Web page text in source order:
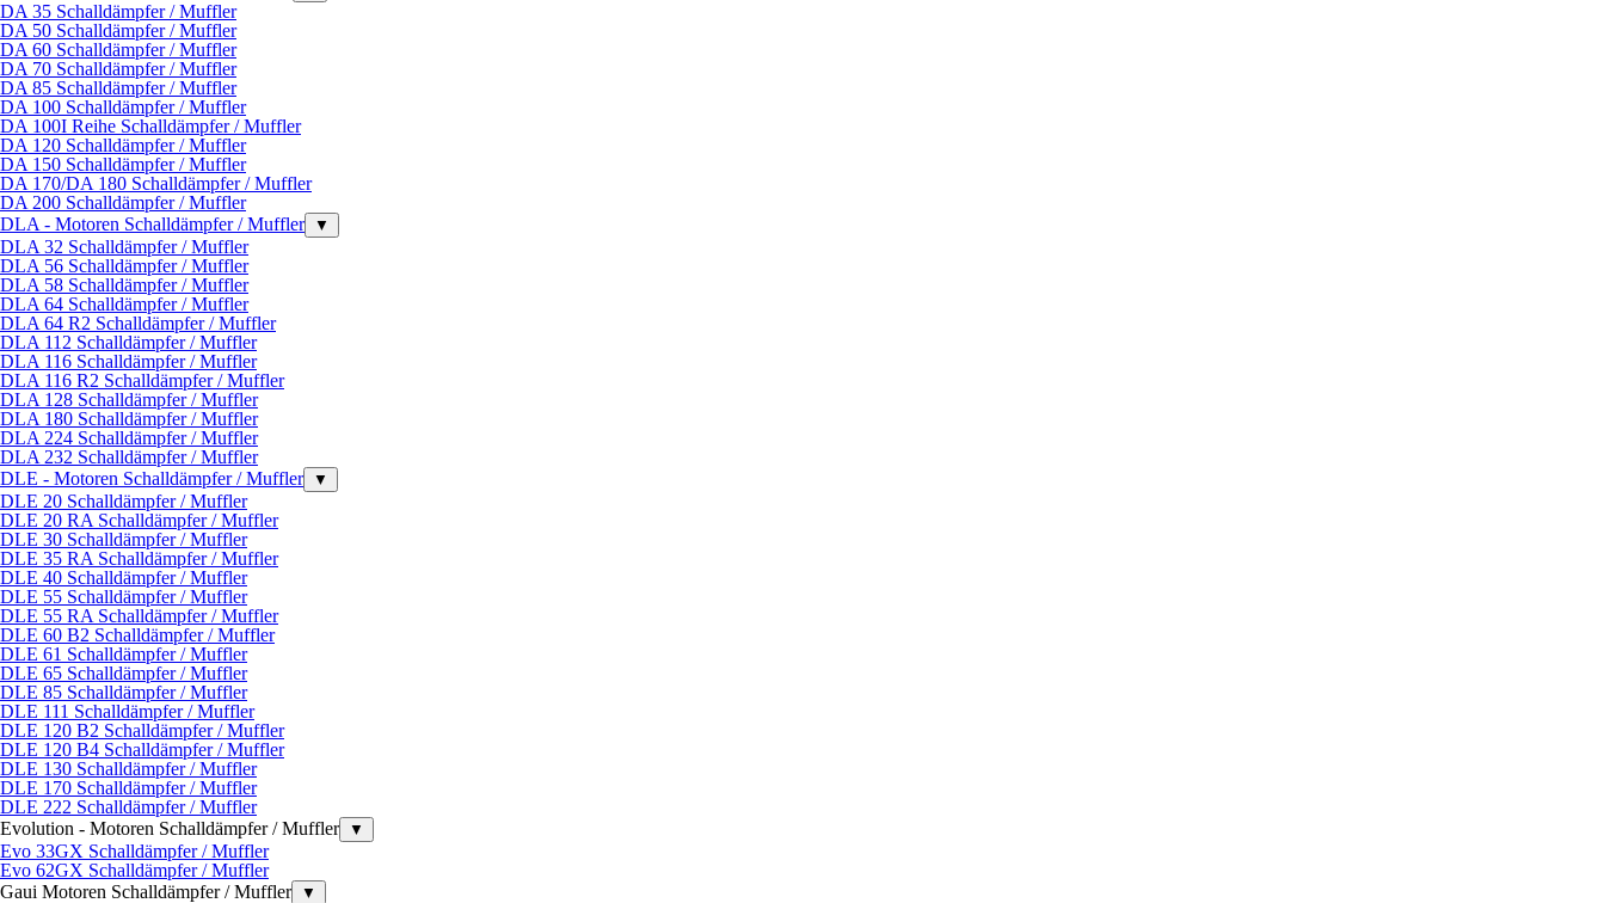
DA 35 Schalldämpfer / Muffler
DA 50 Schalldämpfer / Muffler
DA 60 Schalldämpfer / Muffler
DA 70 Schalldämpfer / Muffler
DA 85 Schalldämpfer / Muffler
DA 100 Schalldämpfer / Muffler
DA 100I Reihe Schalldämpfer / Muffler
DA 120 Schalldämpfer / Muffler
DA 150 Schalldämpfer / Muffler
DA 170/DA 180 Schalldämpfer / Muffler
DA 200 Schalldämpfer / Muffler
DLA - Motoren Schalldämpfer / Muffler
▼
DLA 32 Schalldämpfer / Muffler
DLA 56 Schalldämpfer / Muffler
DLA 58 Schalldämpfer / Muffler
DLA 64 Schalldämpfer / Muffler
DLA 64 R2 Schalldämpfer / Muffler
DLA 112 Schalldämpfer / Muffler
DLA 116 Schalldämpfer / Muffler
DLA 116 R2 Schalldämpfer / Muffler
DLA 128 Schalldämpfer / Muffler
DLA 180 Schalldämpfer / Muffler
DLA 224 Schalldämpfer / Muffler
DLA 232 Schalldämpfer / Muffler
DLE - Motoren Schalldämpfer / Muffler
▼
DLE 20 Schalldämpfer / Muffler
DLE 20 RA Schalldämpfer / Muffler
DLE 30 Schalldämpfer / Muffler
DLE 35 RA Schalldämpfer / Muffler
DLE 40 Schalldämpfer / Muffler
DLE 55 Schalldämpfer / Muffler
DLE 55 RA Schalldämpfer / Muffler
DLE 60 B2 Schalldämpfer / Muffler
DLE 61 Schalldämpfer / Muffler
DLE 65 Schalldämpfer / Muffler
DLE 85 Schalldämpfer / Muffler
DLE 111 Schalldämpfer / Muffler
DLE 120 B2 Schalldämpfer / Muffler
DLE 120 B4 Schalldämpfer / Muffler
DLE 130 Schalldämpfer / Muffler
DLE 170 Schalldämpfer / Muffler
DLE 222 Schalldämpfer / Muffler
Evolution - Motoren Schalldämpfer / Muffler
▼
Evo 33GX Schalldämpfer / Muffler
Evo 62GX Schalldämpfer / Muffler
Gaui Motoren Schalldämpfer / Muffler
▼